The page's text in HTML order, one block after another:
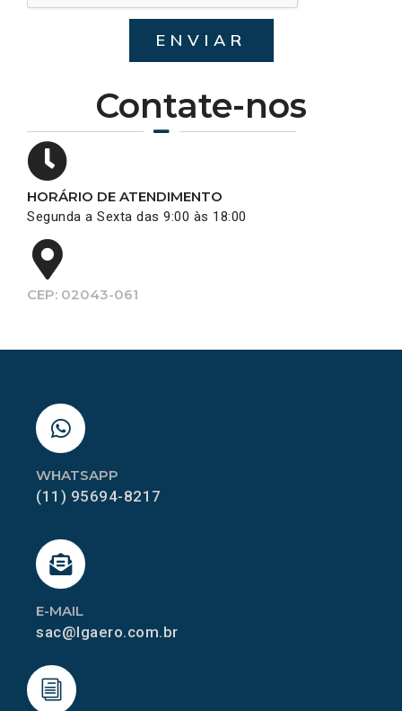
Contate-nos
HORÁRIO DE ATENDIMENTO
Segunda a Sexta das 9:00 às 18:00
CEP: 02043-061
ENVIAR
E-MAIL
sac@lgaero.com.br
WHATSAPP
(11) 95694-8217